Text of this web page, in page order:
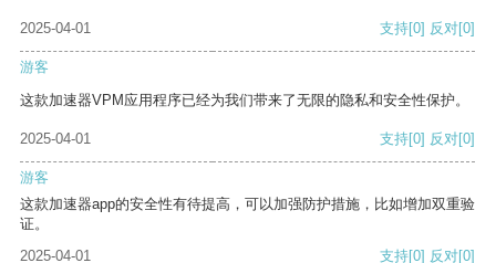
2025-04-01 支持[0] 反对[0]
游客
这款加速器VPM应用程序已经为我们带来了无限的隐私和安全性保护。
2025-04-01 支持[0] 反对[0]
游客
这款加速器app的安全性有待提高，可以加强防护措施，比如增加双重验
证。
2025-04-01
支持[0] 反对[0]